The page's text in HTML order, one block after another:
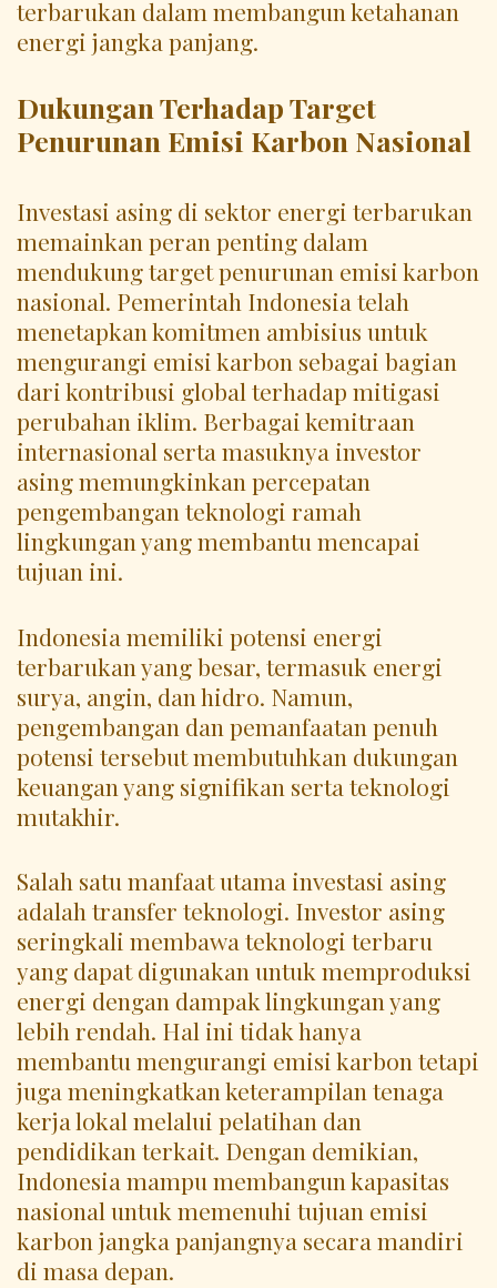
terbarukan dalam membangun ketahanan
energi jangka panjang.
Dukungan Terhadap Target
Penurunan Emisi Karbon Nasional
Investasi asing di sektor energi terbarukan
memainkan peran penting dalam
mendukung target penurunan emisi karbon
nasional. Pemerintah Indonesia telah
menetapkan komitmen ambisius untuk
mengurangi emisi karbon sebagai bagian
dari kontribusi global terhadap mitigasi
perubahan iklim. Berbagai kemitraan
internasional serta masuknya investor
asing memungkinkan percepatan
pengembangan teknologi ramah
lingkungan yang membantu mencapai
tujuan ini.
Indonesia memiliki potensi energi
terbarukan yang besar, termasuk energi
surya, angin, dan hidro. Namun,
pengembangan dan pemanfaatan penuh
potensi tersebut membutuhkan dukungan
keuangan yang signifikan serta teknologi
mutakhir.
Salah satu manfaat utama investasi asing
adalah transfer teknologi. Investor asing
seringkali membawa teknologi terbaru
yang dapat digunakan untuk memproduksi
energi dengan dampak lingkungan yang
lebih rendah. Hal ini tidak hanya
membantu mengurangi emisi karbon tetapi
juga meningkatkan keterampilan tenaga
kerja lokal melalui pelatihan dan
pendidikan terkait. Dengan demikian,
Indonesia mampu membangun kapasitas
nasional untuk memenuhi tujuan emisi
karbon jangka panjangnya secara mandiri
di masa depan.